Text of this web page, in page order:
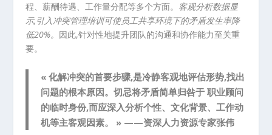
程、薪酬待遇、工作量分配等多个方面。 客观分析数据显
示,引入冲突管理培训可使员工共享环境下的矛盾发生率降
低20%。 因此,针对性地提升团队的沟通和协作能力至关重
要。
« 化解冲突的首要步骤,是冷静客观地评估形势,找出
问题的根本原因。切忌将矛盾简单归咎于职业顾问
的临时身份,而应深入分析个性、文化背景、工作动
机等主客观因素。 » ——资深人力资源专家张伟